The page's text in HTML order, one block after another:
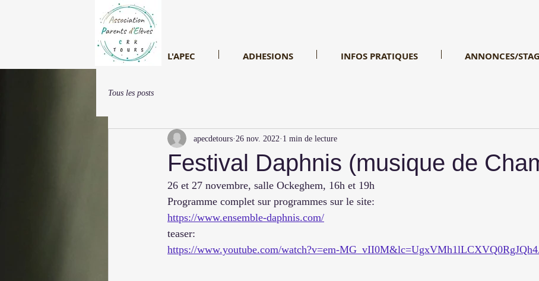
L'APEC ADHESIONS INFOS PRATIQUES ANNONCES/
Tous les posts
Festival Daphnis (musique de
apecdetours 26 nov. 2022 1 min de lecture
26 et 27 novembre, salle Ockeghem, 16h et 19h
Programme complet sur programmes sur le site:
https://www.ensemble-daphnis.com/
teaser:
https://www.youtube.com/watch?v=em-